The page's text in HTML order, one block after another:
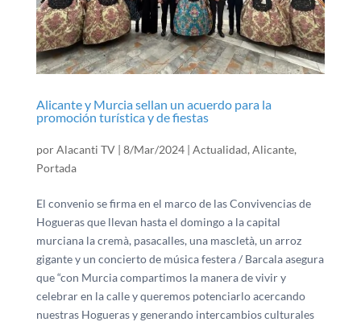
Alicante y Murcia sellan un acuerdo para la
promoción turística y de fiestas
porAlacanti TV| 8/Mar/2024| Actualidad, Alicante,
Portada
El convenio se firma en el marco de las Convivencias de
Hogueras que llevan hasta el domingo a la capital
murciana la cremà, pasacalles, una mascletà, un arroz
gigante y un concierto de música festera / Barcala asegura
que “con Murcia compartimos la manera de vivir y
celebrar en la calle y queremos potenciarlo acercando
nuestras Hogueras y generando intercambios culturales